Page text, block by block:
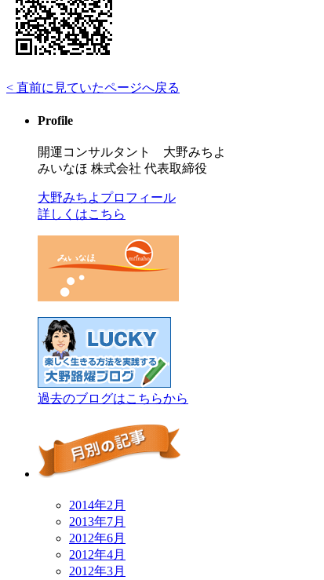
< 直前に見ていたページへ戻る
Profile
開運コンサルタント 大野みちよ
みいなほ 株式会社 代表取締役
大野みちよプロフィール
詳しくはこちら
過去のブログはこちらから
2014年2月
2013年7月
2012年6月
2012年4月
2012年3月